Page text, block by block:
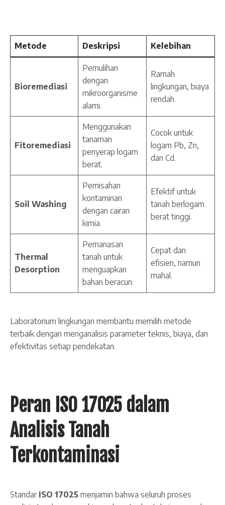
Metode Deskripsi Kelebihan
Bioremediasi
Pemulihan
dengan
mikroorganisme
alami.
Ramah
lingkungan, biaya
rendah.
Fitoremediasi
Menggunakan
tanaman
penyerap logam
berat.
Cocok untuk
logam Pb, Zn,
dan Cd.
Soil Washing
Pemisahan
kontaminan
dengan cairan
kimia.
Efektif untuk
tanah berlogam
berat tinggi.
Thermal
Desorption
Pemanasan
tanah untuk
menguapkan
bahan beracun.
Cepat dan
efisien, namun
mahal.
Laboratorium lingkungan membantu memilih metode
terbaik dengan menganalisis parameter teknis, biaya, dan
efektivitas setiap pendekatan.
Peran ISO 17025 dalam
Analisis Tanah
Terkontaminasi
Standar ISO 17025 menjamin bahwa seluruh proses